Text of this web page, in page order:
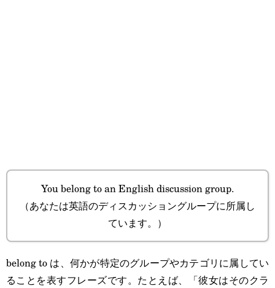
You belong to an English discussion group.
（あなたは英語のディスカッショングループに所属し
ています。）
belong to は、何かが特定のグループやカテゴリに属してい
ることを表すフレーズです。たとえば、「彼女はそのクラ